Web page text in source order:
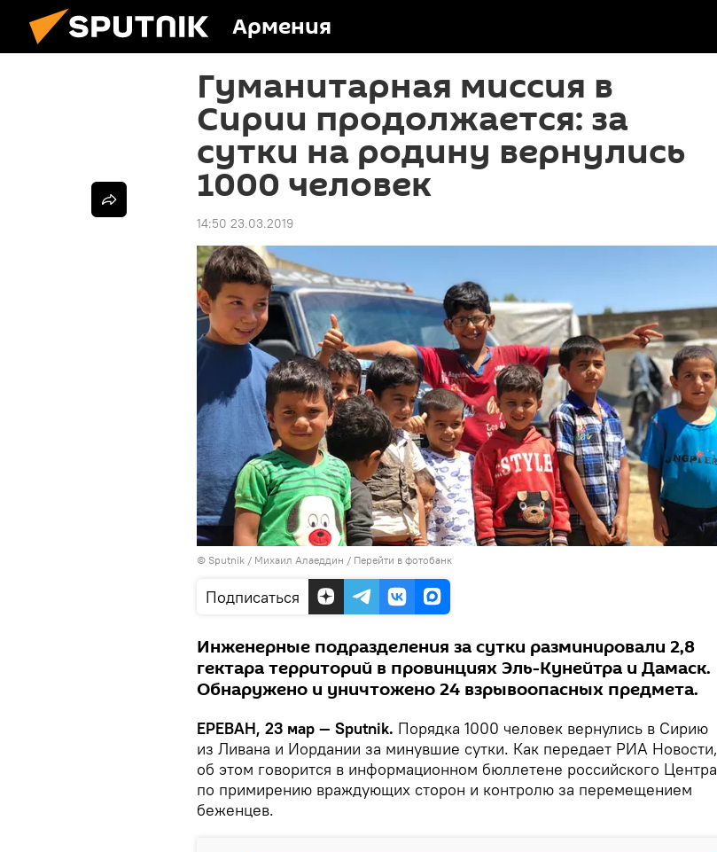
Армения
Гуманитарная миссия в
Сирии продолжается: за
сутки на родину вернулись
1000 человек
14:50 23.03.2019
© Sputnik / Михаил Алаеддин / Перейти в фотобанк
Подписаться
Инженерные подразделения за сутки разминировали 2,8
гектара территорий в провинциях Эль-Кунейтра и Дамаск.
Обнаружено и уничтожено 24 взрывоопасных предмета.
ЕРЕВАН, 23 мар — Sputnik. Порядка 1000 человек вернулись в Сирию
из Ливана и Иордании за минувшие сутки. Как передает РИА Новости,
об этом говорится в информационном бюллетене российского Центра
по примирению враждующих сторон и контролю за перемещением
беженцев.